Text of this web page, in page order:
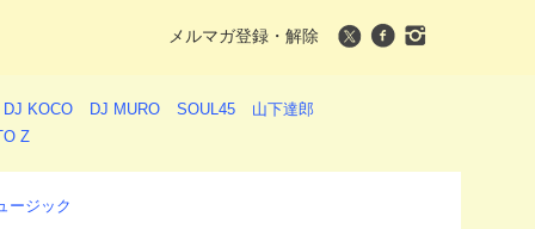
メルマガ登録・解除
DJ KOCO DJ MURO SOUL45
山下達郎
Z
ージック